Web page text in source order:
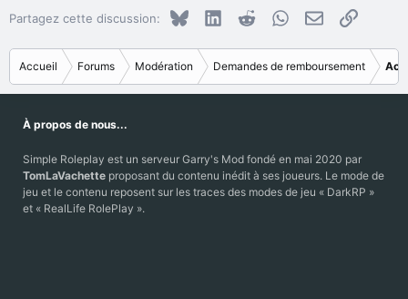
Partagez cette discussion: BlueskyLinkedInRedditWhatsApp
E-mailCopier
Accueil Forums Modération Demandes de remboursement
À propos de nous...
Simple Roleplay est un serveur Garry's Mod fondé en mai 2020 par
TomLaVachette proposant du contenu inédit à ses joueurs. Le mode de
jeu et le contenu reposent sur les traces des modes de jeu « DarkRP »
et « RealLife RolePlay ».